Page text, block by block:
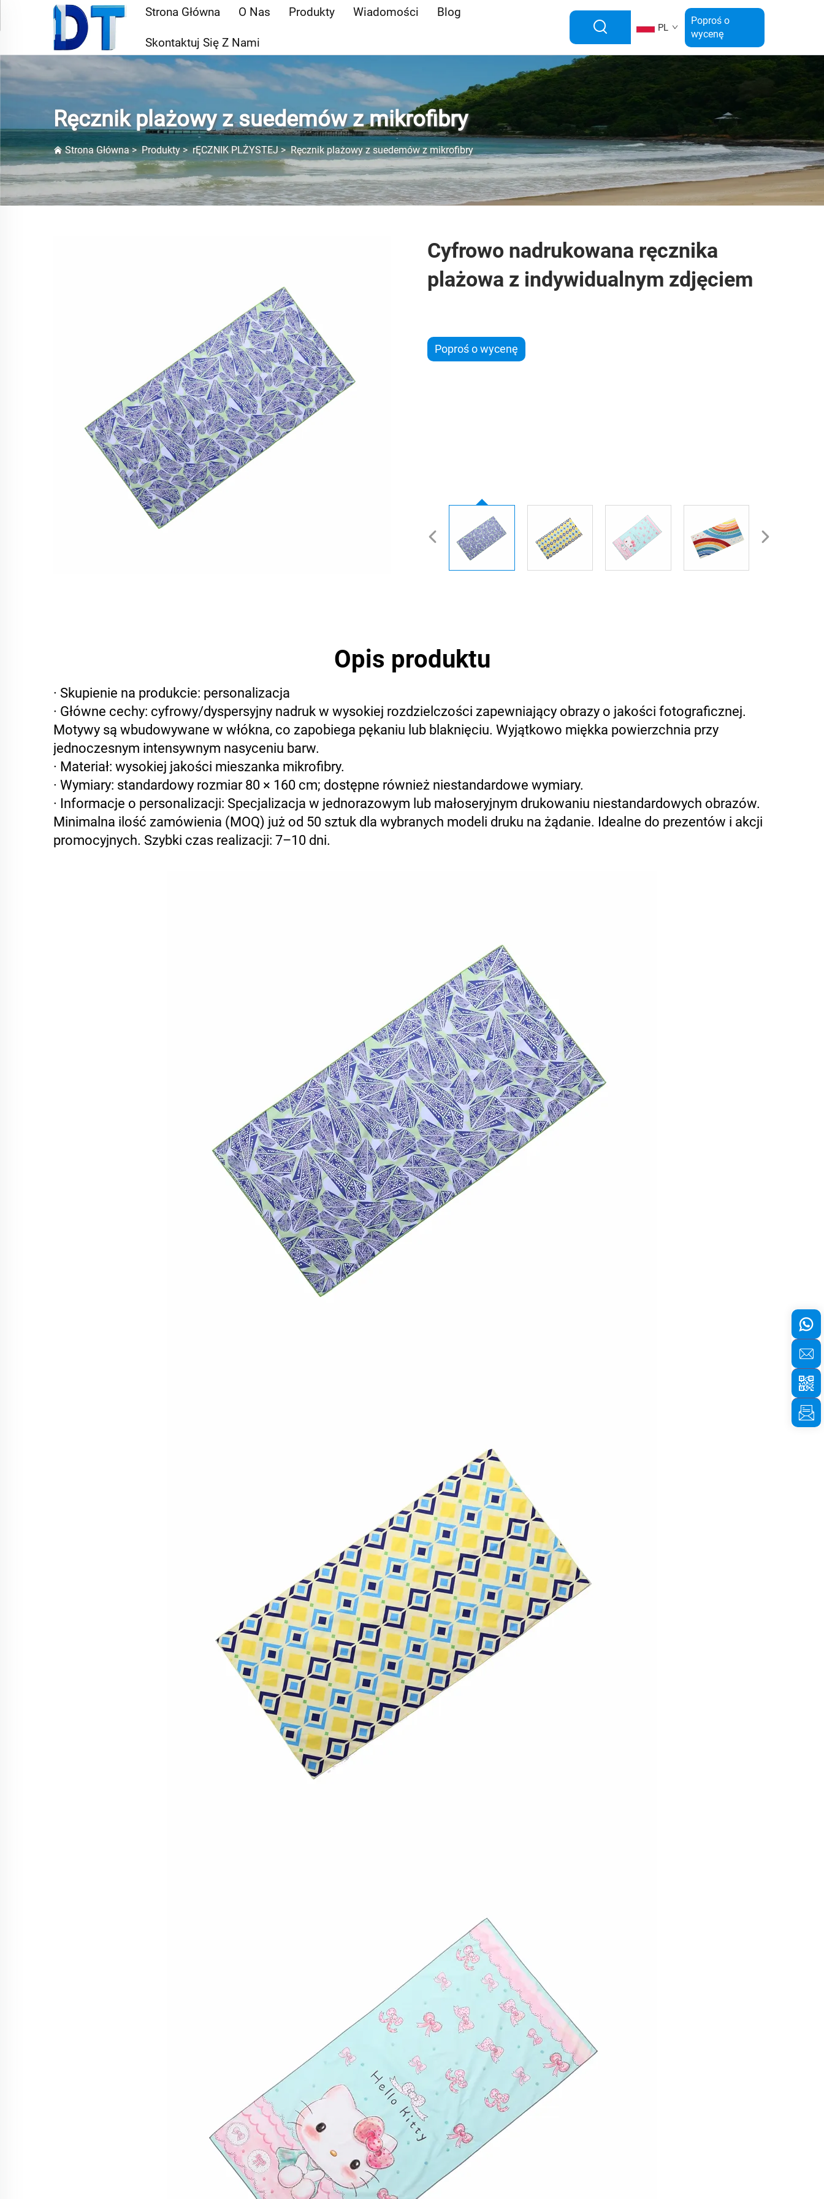
Strona Główna O Nas Produkty Wiadomości Blog
Skontaktuj Się Z Nami
PL
Poproś o
wycenę
Ręcznik plażowy z suedemów z mikrofibry
Strona Główna>Produkty>rĘCZNIK PLŻYSTEJ>Ręcznik plażowy z suedemów z mikrofibry
Cyfrowo nadrukowana ręcznika
plażowa z indywidualnym zdjęciem
Poproś o wycenę
Opis produktu
· Skupienie na produkcie: personalizacja
· Główne cechy: cyfrowy/dyspersyjny nadruk w wysokiej rozdzielczości zapewniający obrazy o jakości fotograficznej.
Motywy są wbudowywane w włókna, co zapobiega pękaniu lub blaknięciu. Wyjątkowo miękka powierzchnia przy
jednoczesnym intensywnym nasyceniu barw.
· Materiał: wysokiej jakości mieszanka mikrofibry.
· Wymiary: standardowy rozmiar 80 × 160 cm; dostępne również niestandardowe wymiary.
· Informacje o personalizacji: Specjalizacja w jednorazowym lub małoseryjnym drukowaniu niestandardowych obrazów.
Minimalna ilość zamówienia (MOQ) już od 50 sztuk dla wybranych modeli druku na żądanie. Idealne do prezentów i akcji
promocyjnych. Szybki czas realizacji: 7–10 dni.